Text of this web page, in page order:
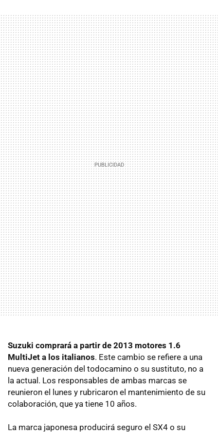
Suzuki comprará a partir de 2013 motores 1.6
MultiJet a los italianos. Este cambio se refiere a una
nueva generación del todocamino o su sustituto, no a
la actual. Los responsables de ambas marcas se
reunieron el lunes y rubricaron el mantenimiento de su
colaboración, que ya tiene 10 años.
La marca japonesa producirá seguro el SX4 o su